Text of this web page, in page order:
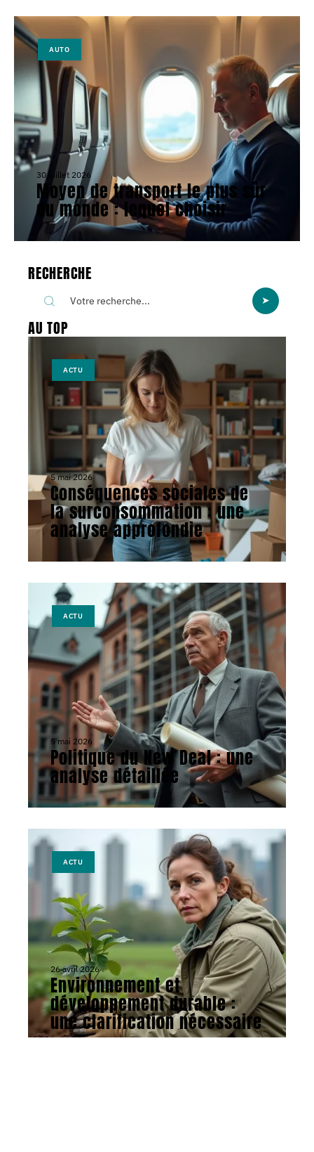
AUTO
30 juillet 2026
Moyen de transport le plus sûr
du monde : lequel choisir
RECHERCHE
AU TOP
ACTU
5 mai 2026
Conséquences sociales de
la surconsommation : une
analyse approfondie
ACTU
5 mai 2026
Politique du New Deal : une
analyse détaillée
ACTU
26 avril 2026
Environnement et
développement durable :
une clarification nécessaire